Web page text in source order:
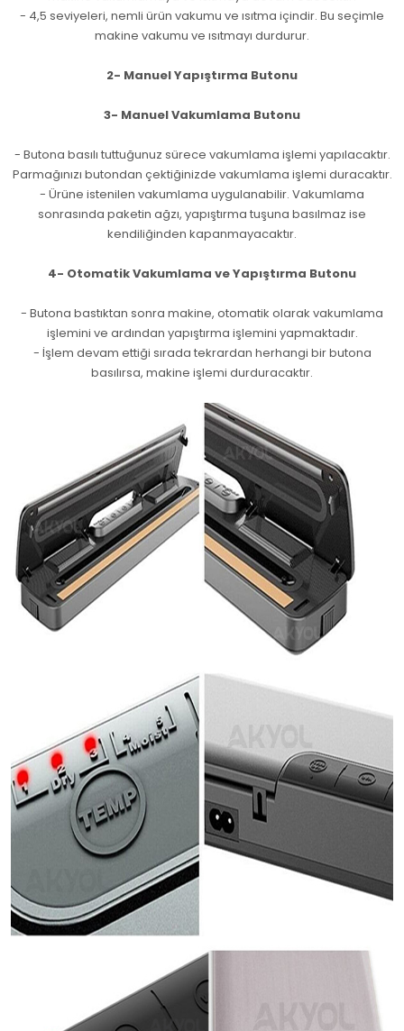
- 4,5 seviyeleri, nemli ürün vakumu ve ısıtma içindir. Bu seçimle
makine vakumu ve ısıtmayı durdurur.
2- Manuel Yapıştırma Butonu
3- Manuel Vakumlama Butonu
- Butona basılı tuttuğunuz sürece vakumlama işlemi yapılacaktır.
Parmağınızı butondan çektiğinizde vakumlama işlemi duracaktır.
- Ürüne istenilen vakumlama uygulanabilir. Vakumlama
sonrasında paketin ağzı, yapıştırma tuşuna basılmaz ise
kendiliğinden kapanmayacaktır.
4- Otomatik Vakumlama ve Yapıştırma Butonu
- Butona bastıktan sonra makine, otomatik olarak vakumlama
işlemini ve ardından yapıştırma işlemini yapmaktadır.
- İşlem devam ettiği sırada tekrardan herhangi bir butona
basılırsa, makine işlemi durduracaktır.